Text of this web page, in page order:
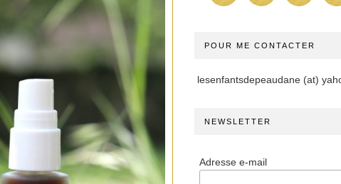
POUR ME CONTACTER
lesenfantsdepeaudane (at)
NEWSLETTER
Adresse e-mail